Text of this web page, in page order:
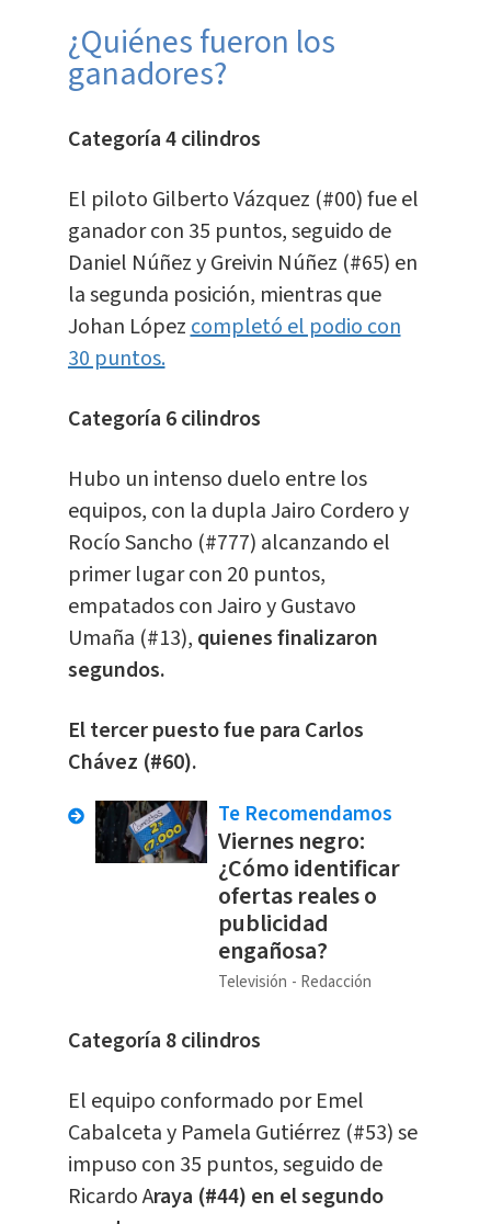
¿Quiénes fueron los
ganadores?
Categoría 4 cilindros
El piloto Gilberto Vázquez (#00) fue el
ganador con 35 puntos, seguido de
Daniel Núñez y Greivin Núñez (#65) en
la segunda posición, mientras que
Johan Lópezcompletó el podio con
30 puntos.
Categoría 6 cilindros
Hubo un intenso duelo entre los
equipos, con la dupla Jairo Cordero y
Rocío Sancho (#777) alcanzando el
primer lugar con 20 puntos,
empatados con Jairo y Gustavo
Umaña (#13), quienes finalizaron
segundos.
El tercer puesto fue para Carlos
Chávez (#60).
Te Recomendamos
Viernes negro:
¿Cómo identificar
ofertas reales o
publicidad
engañosa?
Televisión Redacción
Categoría 8 cilindros
El equipo conformado por Emel
Cabalceta y Pamela Gutiérrez (#53) se
impuso con 35 puntos, seguido de
Ricardo Araya (#44) en el segundo